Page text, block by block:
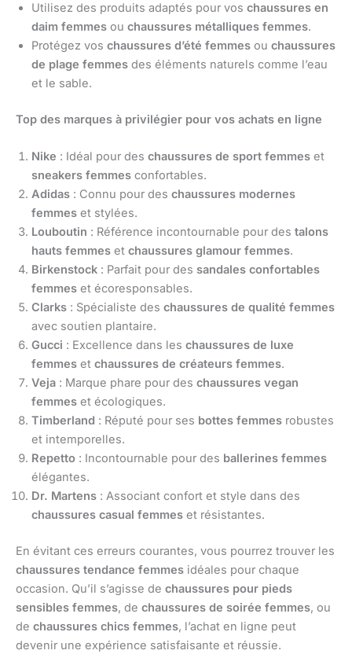
Utilisez des produits adaptés pour vos chaussures en
daim femmes ou chaussures métalliques femmes.
Protégez vos chaussures d’été femmes ou chaussures
de plage femmes des éléments naturels comme l’eau
et le sable.
Top des marques à privilégier pour vos achats en ligne
Nike : Idéal pour des chaussures de sport femmes et
sneakers femmes confortables.
Adidas : Connu pour des chaussures modernes
femmes et stylées.
Louboutin : Référence incontournable pour des talons
hauts femmes et chaussures glamour femmes.
Birkenstock : Parfait pour des sandales confortables
femmes et écoresponsables.
Clarks : Spécialiste des chaussures de qualité femmes
avec soutien plantaire.
Gucci : Excellence dans les chaussures de luxe
femmes et chaussures de créateurs femmes.
Veja : Marque phare pour des chaussures vegan
femmes et écologiques.
Timberland : Réputé pour ses bottes femmes robustes
et intemporelles.
Repetto : Incontournable pour des ballerines femmes
élégantes.
Dr. Martens : Associant confort et style dans des
chaussures casual femmes et résistantes.
En évitant ces erreurs courantes, vous pourrez trouver les
chaussures tendance femmes idéales pour chaque
occasion. Qu’il s’agisse de chaussures pour pieds
sensibles femmes, de chaussures de soirée femmes, ou
de chaussures chics femmes, l’achat en ligne peut
devenir une expérience satisfaisante et réussie.